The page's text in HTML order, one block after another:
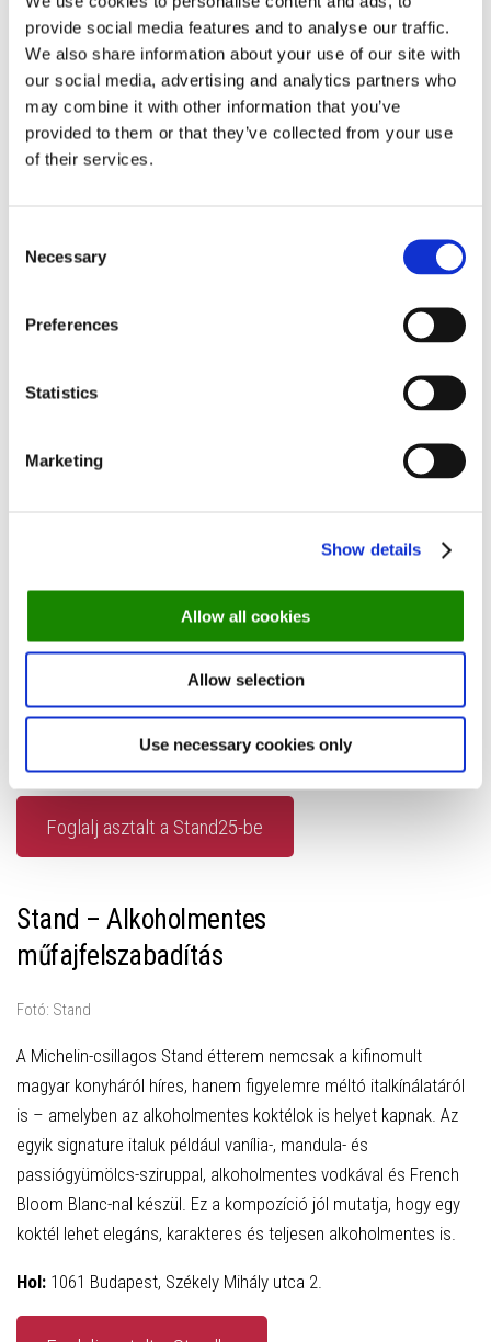
provide social media features and to analyse our traffic.
We also share information about your use of our site with
our social media, advertising and analytics partners who
may combine it with other information that you’ve
provided to them or that they’ve collected from your use
of their services.
Selection
Necessary
Preferences
Statistics
Marketing
Show details
Allow all cookies
Allow selection
Use necessary cookies only
Fotó: OPIUM
Az OPIUM a vietnámi-francia kolonializmus hagyományaiból
inspirálódva újragondolt ázsiai fogásokat kínál. Az itallapon is
ezt a szellemiséget tükrözi a Yellow Fever: sake, gin, yuzu, citrus
és fűszerek elegáns, mégis izgalmas keveréke. Tökéletes
választás egy izzasztó nyári estén.
Stand25 – Nyári frissesség a budai oldalon
Ha a Michelin-csillagos séfpáros, Szulló Szabina és Széll Tamás
odafigyelni. A budai oldalon, barátságos bisztrókörnyezetben
legszebb formáját mutatja – és ez nemcsak az ételeikre,
hanem az italokra is igaz. A nyári hónapokban különösen
népszerűek a frissen készült limonádéik: hűsítőek és
gyümölcsösek. Ha valami igazán természetes frissítőre vágysz,
a Stand25 limonádéja kötelező nyári megálló.
Foglalj asztalt a Stand25-be
Stand – Alkoholmentes
műfajfelszabadítás
Fotó: Stand
A Michelin-csillagos Stand étterem nemcsak a kifinomult
magyar konyháról híres, hanem figyelemre méltó italkínálatáról
is – amelyben az alkoholmentes koktélok is helyet kapnak. Az
egyik signature italuk például vanília-, mandula- és
passiógyümölcs-sziruppal, alkoholmentes vodkával és French
Bloom Blanc-nal készül. Ez a kompozíció jól mutatja, hogy egy
koktél lehet elegáns, karakteres és teljesen alkoholmentes is.
Hol: 1061 Budapest, Székely Mihály utca 2.